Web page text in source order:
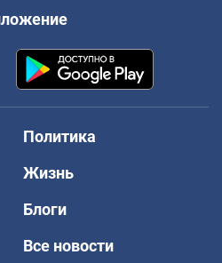
Политика
Жизнь
Блоги
Все новости